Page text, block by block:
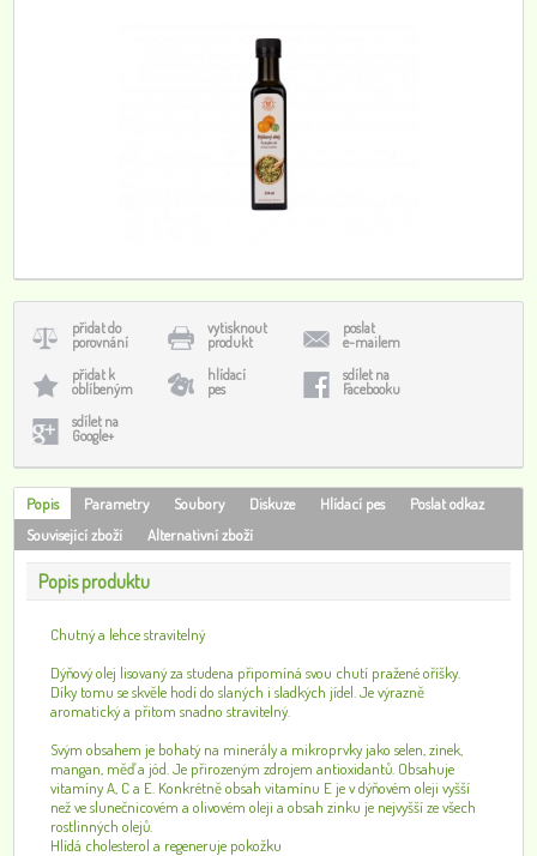
přidat do
porovnání
vytisknout
produkt
poslat
e-mailem
přidat k
oblíbeným
hlídací
pes
sdílet na
Facebooku
sdílet na
Google+
Popis Parametry Soubory Diskuze Hlídací pes
Poslat odkaz
Související zboží
Alternativní zboží
Popis produktu
Chutný a lehce stravitelný
Dýňový olej lisovaný za studena připomíná svou chutí pražené oříšky.
Díky tomu se skvěle hodí do slaných i sladkých jídel. Je výrazně
aromatický a přitom snadno stravitelný.
Svým obsahem je bohatý na minerály a mikroprvky jako selen, zinek,
mangan, měď a jód. Je přirozeným zdrojem antioxidantů. Obsahuje
vitamíny A, C a E. Konkrétně obsah vitamínu E je v dýňovém oleji vyšší
než ve slunečnicovém a olivovém oleji a obsah zinku je nejvyšší ze všech
rostlinných olejů.
Hlídá cholesterol a regeneruje pokožku